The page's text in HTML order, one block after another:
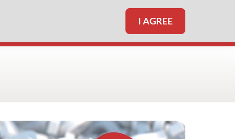
I AGREE